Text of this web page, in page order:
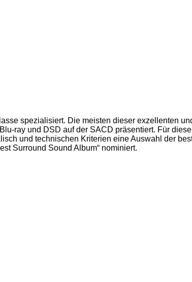
spezialisiert. Die meisten dieser exzellenten
Blu-ray und DSD auf der SACD präsentiert. Für
und technischen Kriterien eine Auswahl der
Surround Sound Album“ nominiert.